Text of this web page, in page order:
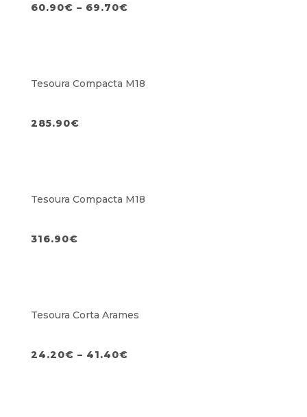
60.90€ – 69.70€
Tesoura Compacta M18
285.90€
Tesoura Compacta M18
316.90€
Tesoura Corta Arames
24.20€ – 41.40€